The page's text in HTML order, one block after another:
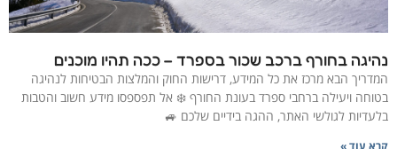
נהיגה בחורף ברכב שכור בספרד – ככה תהיו מוכנים
המדריך הבא מרכז את כל המידע, דרישות החוק והמלצות הבטיחות לנהיגה
בטוחה ויעילה ברחבי ספרד בעונת החורף ❄️ אל תפספסו מידע חשוב והטבות
בלעדיות לגולשי האתר, ההגה בידיים שלכם 🚙
קרא עוד »